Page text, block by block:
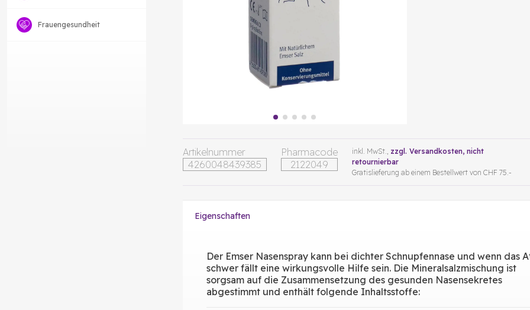
Frauengesundheit
Artikelnummer
4260048439385
Pharmacode
2122049
inkl. MwSt., zzgl. Versandkosten, nicht
retournierbar
Gratislieferung ab einem Bestellwert von CHF 75.-
Eigenschaften
Der Emser Nasenspray kann bei dichter Schnupfennase und wenn das
schwer fällt eine wirkungsvolle Hilfe sein. Die Mineralsalzmischung ist
sorgsam auf die Zusammensetzung des gesunden Nasensekretes
abgestimmt und enthält folgende Inhaltsstoffe: